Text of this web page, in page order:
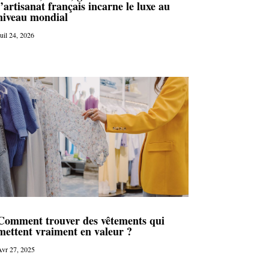
français incarne le luxe au
mondial
24, 2026
trouver des vêtements qui
vraiment en valeur ?
27, 2025